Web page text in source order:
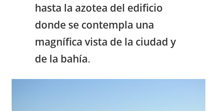
hasta la azotea del edificio
donde se contempla una
magnífica vista de la ciudad y
de la bahía.